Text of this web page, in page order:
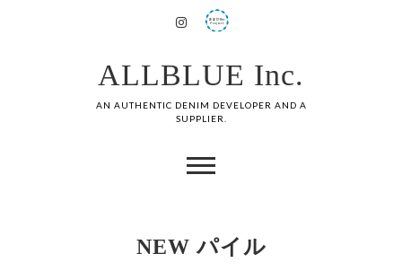
ALLBLUE Inc.
AN AUTHENTIC DENIM DEVELOPER AND A
SUPPLIER.
NEW パイル